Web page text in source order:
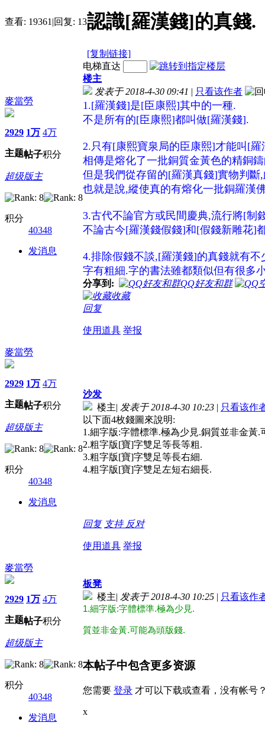
查看: 19361 |回复: 13認識[羅漢錢]的真錢.
[复制链接]
麥當勞
2929
主题
1万
帖子
4万
积分
超级版主
积分
40348
发消息
电梯直达
楼主
发表于 2018-4-30 09:41 | 只看该作者
1.[羅漢錢]是[臣康熙]其中的一種.
不是所有的[臣康熙]都叫做[羅漢錢].
2.只有[康熙寶泉局的臣康熙]才能叫[羅
相傳是熔化了一批銅質金黃色的精銅
但是我們從存留的[羅漢真錢]實物判斷
也就是說,縱使真的有熔化一批銅羅漢
3.古代不論官方或民間慶典,流行將[制
不論古今[羅漢錢假錢]和[假錢新雕花]
4.排除假錢不談,[羅漢錢]的真錢就有不
字有粗細.字的書法雖都類似但有很多
分享到: QQ好友和群
收藏
回复
使用道具 举报
麥當勞
2929
主题
1万
帖子
4万
积分
超级版主
积分
40348
发消息
沙发
楼主| 发表于 2018-4-30 10:23 | 只看该作
以下面4枚錢圖來說明:
1.細字版:字體標準.極為少見.銅質並非金黃.
2.粗字版[寶]字雙足等長等粗.
3.粗字版[寶]字雙足等長右細.
4.粗字版[寶]字雙足左短右細長.
回复 支持 反对
使用道具 举报
麥當勞
2929
主题
1万
帖子
4万
积分
超级版主
积分
40348
发消息
板凳
楼主| 发表于 2018-4-30 10:25 | 只看该作
1.細字版:字體標準.極為少見.
質並非金黃.可能為頭版錢.
本帖子中包含更多资源
您需要 登录 才可以下载或查看，没有帐号？
x